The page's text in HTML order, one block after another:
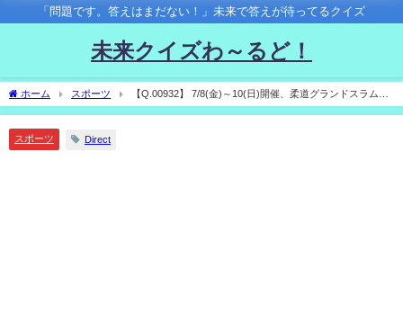
「問題です。答えはまだない！」未来で答えが待ってるクイズ
未来クイズわ～るど！
ホーム スポーツ
【Q.00932】 7/8(金)～10(日)開催、柔道グランドスラム・
ブダペスト。 日本代表が優勝する部門の数は？
スポーツ Direct